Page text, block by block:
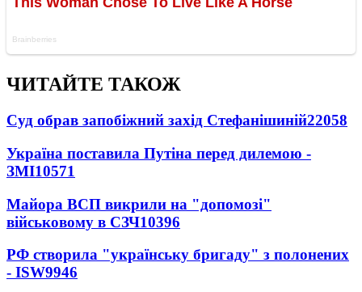
ЧИТАЙТЕ ТАКОЖ
Суд обрав запобіжний захід Стефанішиній22058
Україна поставила Путіна перед дилемою -
ЗМІ10571
Майора ВСП викрили на "допомозі"
військовому в СЗЧ10396
РФ створила "українську бригаду" з полонених
- ISW9946